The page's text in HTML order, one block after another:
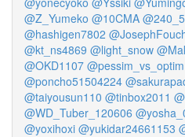
@Z_Yumeko @10CMA
@hashigen7802
@kt_ns4869 @light_snow
@OKD1107 @pessim_vs_optim
@poncho51504224
@taiyousun110 @tinbox2011
@WD_Tuber_120606
@yoxihoxi @yukidar24661153